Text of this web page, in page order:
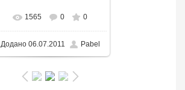
3000x2250/ 672.3KB
1565 0 0
Додано06.07.2011 Pabel